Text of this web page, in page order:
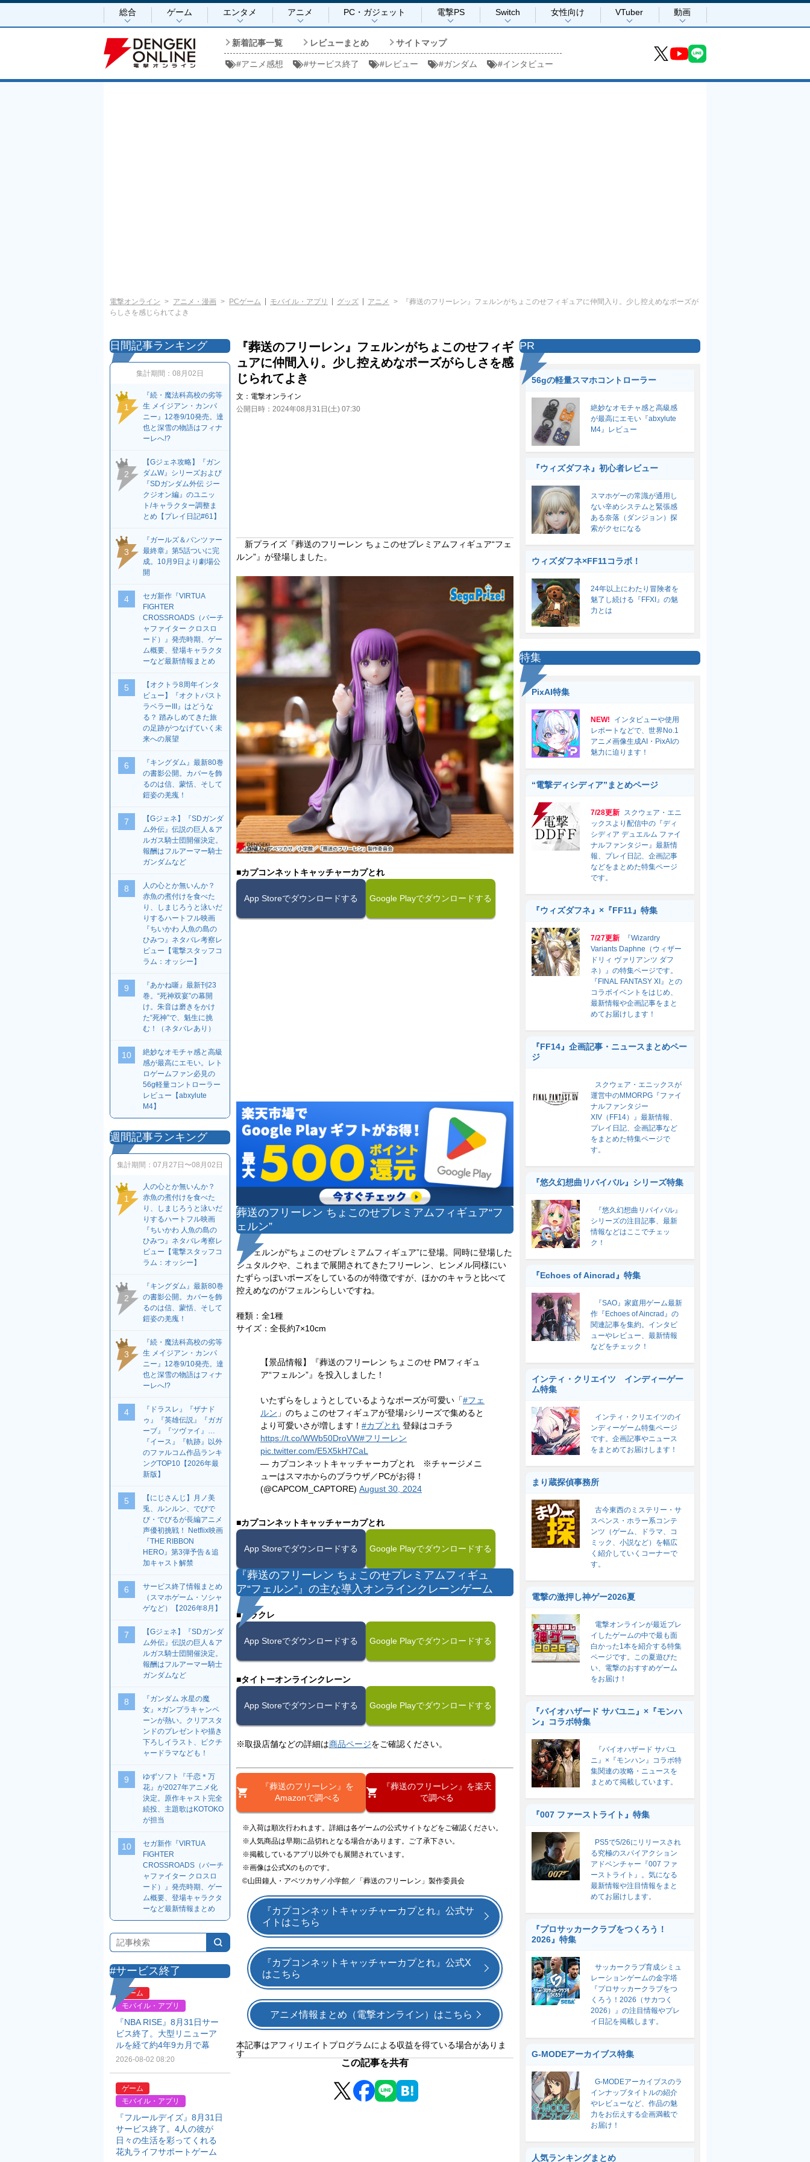
総合 ゲーム エンタメ アニメ PC・ガジェット 電撃PS Switch 女性向け VTuber 動画
新着記事一覧 レビューまとめ サイトマップ
#アニメ感想 #サービス終了 #レビュー #ガンダム #インタビュー
電撃オンライン アニメ・漫画 PCゲーム モバイル・アプリ グッズ アニメ
『葬送のフリーレン』フェルンがちょこのせフィギュアに仲間入り。少し控えめなポーズが
らしさを感じられてよき
『葬送のフリーレン』フェルンがちょこのせフィギ
ュアに仲間入り。少し控えめなポーズがらしさを感
じられてよき
文： 電撃オンライン
公開日時： 2024年08月31日(土) 07:30
新プライズ『葬送のフリーレン ちょこのせプレミアムフィギュア“フェ
ルン”』が登場しました。
■カプコンネットキャッチャーカプとれ
App Storeでダウンロードする Google Playでダウンロードする
葬送のフリーレン ちょこのせプレミアムフィギュア“フ
ェルン”
フェルンが“ちょこのせプレミアムフィギュア”に登場。同時に登場した
シュタルクや、これまで展開されてきたフリーレン、ヒンメル同様にい
たずらっぽいポーズをしているのが特徴ですが、ほかのキャラと比べて
控えめなのがフェルンらしいですね。
種類：全1種
サイズ：全長約7×10cm
【景品情報】『葬送のフリーレン ちょこのせ PMフィギュ
ア“フェルン”』を投入しました！
いたずらをしょうとしているようなポーズが可愛い「#フェ
ルン 」のちょこのせフィギュアが登場♪シリーズで集めると
より可愛いさが増します！ #カプとれ 登録はコチラ
https://t.co/WWb50DroVW#フリーレン
pic.twitter.com/E5X5kH7CaL
— カプコンネットキャッチャーカプとれ ※チャージメニ
ューはスマホからのブラウザ／PCがお得！
(@CAPCOM_CAPTORE) August 30, 2024
■カプコンネットキャッチャーカプとれ
App Storeでダウンロードする Google Playでダウンロードする
『葬送のフリーレン ちょこのせプレミアムフィギュ
ア“フェルン”』の主な導入オンラインクレーンゲーム
■アラクレ
App Storeでダウンロードする Google Playでダウンロードする
■タイトーオンラインクレーン
App Storeでダウンロードする Google Playでダウンロードする
※取扱店舗などの詳細は商品ページをご確認ください。
『葬送のフリーレン』を
Amazonで調べる
『葬送のフリーレン』を楽天
で調べる
※入荷は順次行われます。詳細は各ゲームの公式サイトなどをご確認ください。
※人気商品は早期に品切れとなる場合があります。ご了承下さい。
※掲載しているアプリ以外でも展開されています。
※画像は公式Xのものです。
©山田鐘人・アベツカサ／小学館／「葬送のフリーレン」製作委員会
『カプコンネットキャッチャーカプとれ』公式サ
イトはこちら
『カプコンネットキャッチャーカプとれ』公式X
はこちら
アニメ情報まとめ（電撃オンライン）はこちら
本記事はアフィリエイトプログラムによる収益を得ている場合がありま
す
この記事を共有
日間記事ランキング
集計期間： 08月02日
1
『続・魔法科高校の劣等
生 メイジアン・カンパ
ニー』12巻9/10発売。達
也と深雪の物語はフィナ
ーレへ!?
2
【Gジェネ攻略】『ガン
ダムW』シリーズおよび
『SDガンダム外伝 ジー
クジオン編』のユニッ
ト/キャラクター調整ま
とめ【プレイ日記#61】
3
『ガールズ＆パンツァー
最終章』第5話ついに完
成。10月9日より劇場公
開
4
セガ新作『VIRTUA
FIGHTER
CROSSROADS（バーチ
ャファイター クロスロ
ード）』発売時期、ゲー
ム概要、登場キャラクタ
ーなど最新情報まとめ
5
【オクトラ8周年インタ
ビュー】『オクトパスト
ラベラーIII』はどうな
る？ 踏みしめてきた旅
の足跡がつなげていく未
来への展望
6
『キングダム』最新80巻
の書影公開。カバーを飾
るのは信、蒙恬、そして
鎧姿の羌瘣！
7
【Gジェネ】『SDガンダ
ム外伝』伝説の巨人＆ア
ルガス騎士団開催決定。
報酬はフルアーマー騎士
ガンダムなど
8
人の心とか無いんか？
赤魚の煮付けを食べた
り、しまじろうと泳いだ
りするハートフル映画
『ちいかわ 人魚の島の
ひみつ』ネタバレ考察レ
ビュー【電撃スタッフコ
ラム：オッシー】
9
『あかね噺』最新刊23
巻。“死神双宴”の幕開
け。朱音は磨きをかけ
た“死神”で、魁生に挑
む！（ネタバレあり）
10
絶妙なオモチャ感と高級
感が最高にエモい。レト
ロゲームファン必見の
56g軽量コントローラー
レビュー【abxylute
M4】
週間記事ランキング
集計期間： 07月27日〜08月02日
1
人の心とか無いんか？
赤魚の煮付けを食べた
り、しまじろうと泳いだ
りするハートフル映画
『ちいかわ 人魚の島の
ひみつ』ネタバレ考察レ
ビュー【電撃スタッフコ
ラム：オッシー】
2
『キングダム』最新80巻
の書影公開。カバーを飾
るのは信、蒙恬、そして
鎧姿の羌瘣！
3
『続・魔法科高校の劣等
生 メイジアン・カンパ
ニー』12巻9/10発売。達
也と深雪の物語はフィナ
ーレへ!?
4
『ドラスレ』『ザナド
ゥ』『英雄伝説』『ガガ
ーブ』『ツヴァイ』…
『イース』『軌跡』以外
のファルコム作品ランキ
ングTOP10【2026年最
新版】
5
【にじさんじ】月ノ美
兎、ルンルン、でびで
び・でびるが長編アニメ
声優初挑戦！ Netflix映画
『THE RIBBON
HERO』第3弾予告＆追
加キャスト解禁
6
サービス終了情報まとめ
（スマホゲーム・ソシャ
ゲなど）【2026年8月】
7
【Gジェネ】『SDガンダ
ム外伝』伝説の巨人＆ア
ルガス騎士団開催決定。
報酬はフルアーマー騎士
ガンダムなど
8
『ガンダム 水星の魔
女』×ガンプラキャンペ
ーンが熱い。クリアスタ
ンドのプレゼントや描き
下ろしイラスト、ピクチ
ャードラマなども！
9
ゆずソフト『千恋＊万
花』が2027年アニメ化
決定。原作キャスト完全
続投、主題歌はKOTOKO
が担当
10
セガ新作『VIRTUA
FIGHTER
CROSSROADS（バーチ
ャファイター クロスロ
ード）』発売時期、ゲー
ム概要、登場キャラクタ
ーなど最新情報まとめ
#サービス終了
ゲーム
モバイル・アプリ
『NBA RISE』8月31日サー
ビス終了。大型リニューア
ルを経て約4年9カ月で幕
2026-08-02 08:20
ゲーム
モバイル・アプリ
『フルールデイズ』8月31日
サービス終了。4人の彼が
日々の生活を彩ってくれる
花丸ライフサポートゲーム
PR
56gの軽量スマホコントローラー
絶妙なオモチャ感と高級感
が最高にエモい『abxylute
M4』レビュー
『ウィズダフネ』初心者レビュー
スマホゲーの常識が通用し
ない辛めシステムと緊張感
ある奈落（ダンジョン）探
索がクセになる
ウィズダフネ×FF11コラボ！
24年以上にわたり冒険者を
魅了し続ける『FFXI』の魅
力とは
特集
PixAI特集
NEW!
インタビューや使用
レポートなどで、世界No.1
アニメ画像生成AI・PixAIの
魅力に迫ります！
“電撃ディシディア”まとめページ
7/28更新 スクウェア・エニ
ックスより配信中の『ディ
シディア デュエルム ファイ
ナルファンタジー』最新情
報、プレイ日記、企画記事
などをまとめた特集ページ
です。
『ウィズダフネ』×『FF11』特集
7/27更新
『Wizardry
Variants Daphne（ウィザー
ドリィ ヴァリアンツ ダフ
ネ）』の特集ページです。
『FINAL FANTASY XI』との
コラボイベントをはじめ、
最新情報や企画記事をまと
めてお届けします！
『FF14』企画記事・ニュースまとめペー
ジ
スクウェア・エニックスが
運営中のMMORPG『ファイ
ナルファンタジー
XIV（FF14）』最新情報、
プレイ日記、企画記事など
をまとめた特集ページで
す。
『悠久幻想曲リバイバル』シリーズ特集
『悠久幻想曲リバイバル』
シリーズの注目記事、最新
情報などはここでチェッ
ク！
『Echoes of Aincrad』特集
『SAO』家庭用ゲーム最新
作『Echoes of Aincrad』の
関連記事を集約。インタビ
ューやレビュー、最新情報
などをチェック！
インティ・クリエイツ インディーゲー
ム特集
インティ・クリエイツのイ
ンディーゲーム特集ページ
です。企画記事やニュース
をまとめてお届けします！
まり蔵探偵事務所
古今東西のミステリー・サ
スペンス・ホラー系コンテ
ンツ（ゲーム、ドラマ、コ
ミック、小説など）を幅広
く紹介していくコーナーで
す。
電撃の激押し神ゲー2026夏
電撃オンラインが最近プレ
イしたゲームの中で最も面
白かった1本を紹介する特集
ページです。この夏遊びた
い、電撃のおすすめゲーム
をお届け！
『バイオハザード サバユニ』×『モンハ
ン』コラボ特集
『バイオハザード サバユ
ニ』×『モンハン』コラボ特
集関連の攻略・ニュースを
まとめて掲載しています。
『007 ファーストライト』特集
PS5で5/26にリリースされ
る究極のスパイアクション
アドベンチャー『007 ファ
ーストライト』。気になる
最新情報や注目情報をまと
めてお届けします。
『プロサッカークラブをつくろう！
2026』特集
サッカークラブ育成シミュ
レーションゲームの金字塔
『プロサッカークラブをつ
くろう！2026（サカつく
2026）』の注目情報やプレ
イ日記を掲載します。
G-MODEアーカイブス特集
G-MODEアーカイブスのラ
インナップタイトルの紹介
やレビューなど、作品の魅
力をお伝えする企画満載で
お届け！
人気ランキングまとめ